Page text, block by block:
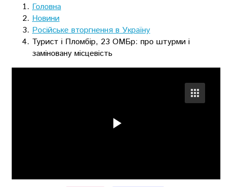
Головна
Новини
Російське вторгнення в Україну
Турист і Пломбір, 23 ОМБр: про штурми і
заміновану місцевість
Video